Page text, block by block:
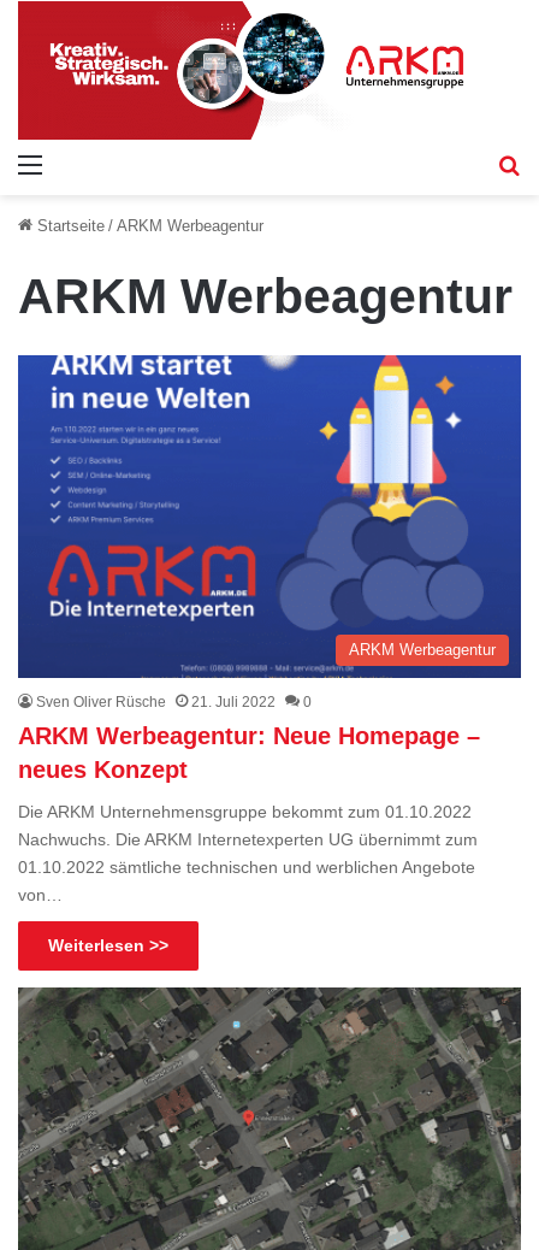
Startseite / ARKM Werbeagentur
ARKM Werbeagentur
ARKM Werbeagentur
Sven Oliver Rüsche 21. Juli 2022 0
ARKM Werbeagentur: Neue Homepage –
neues Konzept
Die ARKM Unternehmensgruppe bekommt zum 01.10.2022
Nachwuchs. Die ARKM Internetexperten UG übernimmt zum
01.10.2022 sämtliche technischen und werblichen Angebote
von…
Weiterlesen >>